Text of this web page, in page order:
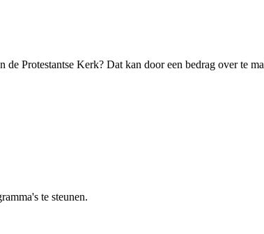
Protestantse Kerk? Dat kan door een bedrag over te
te steunen.